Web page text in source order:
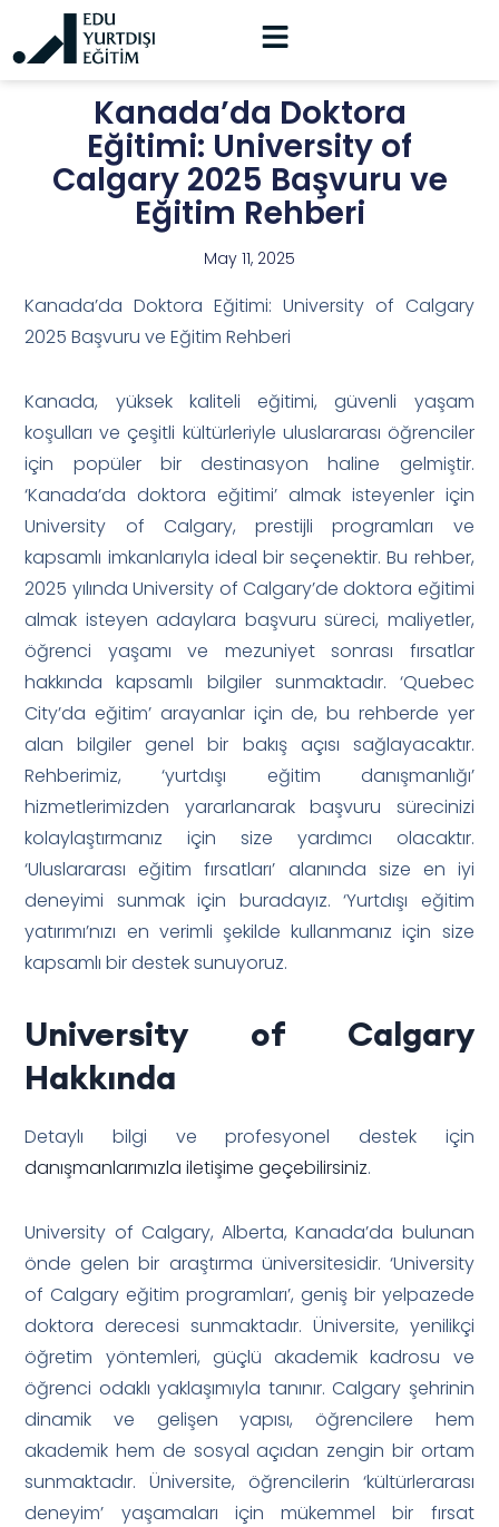
Kanada’da Doktora
Eğitimi: University of
Calgary 2025 Başvuru ve
Eğitim Rehberi
May 11, 2025
Kanada’da Doktora Eğitimi: University of Calgary
2025 Başvuru ve Eğitim Rehberi
Kanada, yüksek kaliteli eğitimi, güvenli yaşam
koşulları ve çeşitli kültürleriyle uluslararası öğrenciler
için popüler bir destinasyon haline gelmiştir.
‘Kanada’da doktora eğitimi’ almak isteyenler için
University of Calgary, prestijli programları ve
kapsamlı imkanlarıyla ideal bir seçenektir. Bu rehber,
2025 yılında University of Calgary’de doktora eğitimi
almak isteyen adaylara başvuru süreci, maliyetler,
öğrenci yaşamı ve mezuniyet sonrası fırsatlar
hakkında kapsamlı bilgiler sunmaktadır. ‘Quebec
City’da eğitim’ arayanlar için de, bu rehberde yer
alan bilgiler genel bir bakış açısı sağlayacaktır.
Rehberimiz, ‘yurtdışı eğitim danışmanlığı’
hizmetlerimizden yararlanarak başvuru sürecinizi
kolaylaştırmanız için size yardımcı olacaktır.
‘Uluslararası eğitim fırsatları’ alanında size en iyi
deneyimi sunmak için buradayız. ‘Yurtdışı eğitim
yatırımı’nızı en verimli şekilde kullanmanız için size
kapsamlı bir destek sunuyoruz.
University of Calgary
Hakkında
Detaylı bilgi ve profesyonel destek için
danışmanlarımızla iletişime geçebilirsiniz.
University of Calgary, Alberta, Kanada’da bulunan
önde gelen bir araştırma üniversitesidir. ‘University
of Calgary eğitim programları’, geniş bir yelpazede
doktora derecesi sunmaktadır. Üniversite, yenilikçi
öğretim yöntemleri, güçlü akademik kadrosu ve
öğrenci odaklı yaklaşımıyla tanınır. Calgary şehrinin
dinamik ve gelişen yapısı, öğrencilere hem
akademik hem de sosyal açıdan zengin bir ortam
sunmaktadır. Üniversite, öğrencilerin ‘kültürlerarası
deneyim’ yaşamaları için mükemmel bir fırsat